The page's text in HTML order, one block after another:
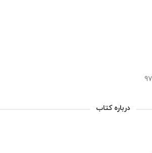
درباره کتاب